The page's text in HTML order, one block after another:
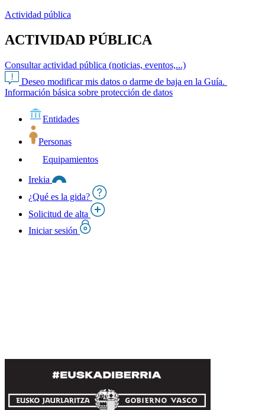
Actividad pública
ACTIVIDAD PÚBLICA
Consultar actividad pública (noticias, eventos,...)
Deseo modificar mis datos o darme de baja en la Guía.
Información básica sobre protección de datos
Entidades
Personas
Equipamientos
Irekia
¿Qué es la gida?
Solicitud de alta
Iniciar sesión